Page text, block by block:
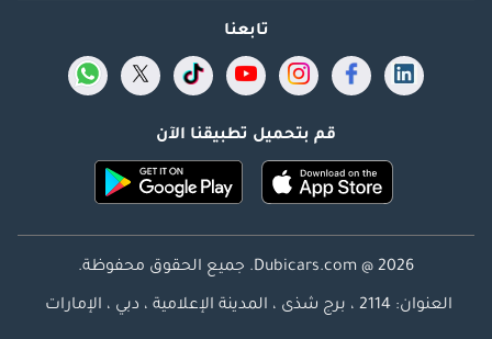
تابعنا
قم بتحميل تطبيقنا الآن
Dubicars.com @ 2026. جميع الحقوق محفوظة.
العنوان: 2114 ، برج شذى ، المدينة الإعلامية ، دبي ، الإمارات